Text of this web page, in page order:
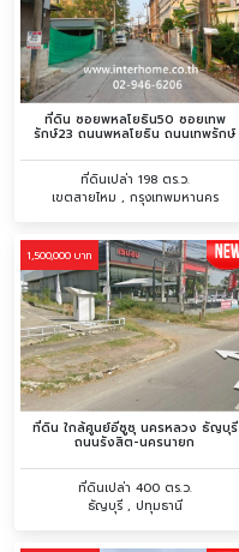
ที่ดิน ซอยพหลโยธิน50 ซอยเทพ
รักษ์23 ถนนพหลโยธิน ถนนเทพรักษ์
ที่ดินเปล่า 198 ตร.ว.
เขตสายไหม , กรุงเทพมหานคร
1,500,000 บาท
ที่ดิน ใกล้ศูนย์อีซูซุ นครหลวง ธัญบุรี
ถนนรังสิต-นครนายก
ที่ดินเปล่า 400 ตร.ว.
ธัญบุรี , ปทุมธานี